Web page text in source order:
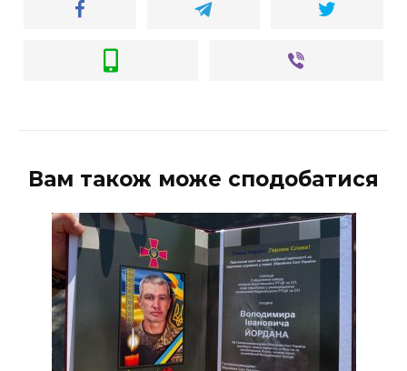
Вам також може сподобатися